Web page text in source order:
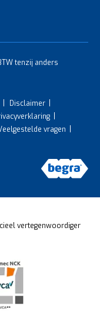
tenzij anders
Disclaimer
vragen
vertegenwoordiger